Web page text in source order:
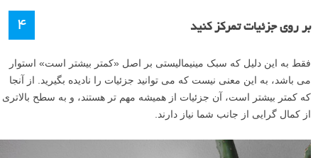
۴ بر روی جزئیات تمرکز کنید
فقط به این دلیل که سبک مینیمالیستی بر اصل «کمتر بیشتر است» استوار
می باشد، به این معنی نیست که می توانید جزئیات را نادیده بگیرید. از آنجا
که کمتر بیشتر است، آن جزئیات از همیشه مهم تر هستند، و به سطح بالاتری
از کمال گرایی از جانب شما نیاز دارند.